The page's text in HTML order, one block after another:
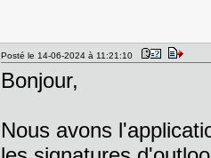
Posté le 14-06-2024 à 11:21:10
Bonjour,
Nous avons